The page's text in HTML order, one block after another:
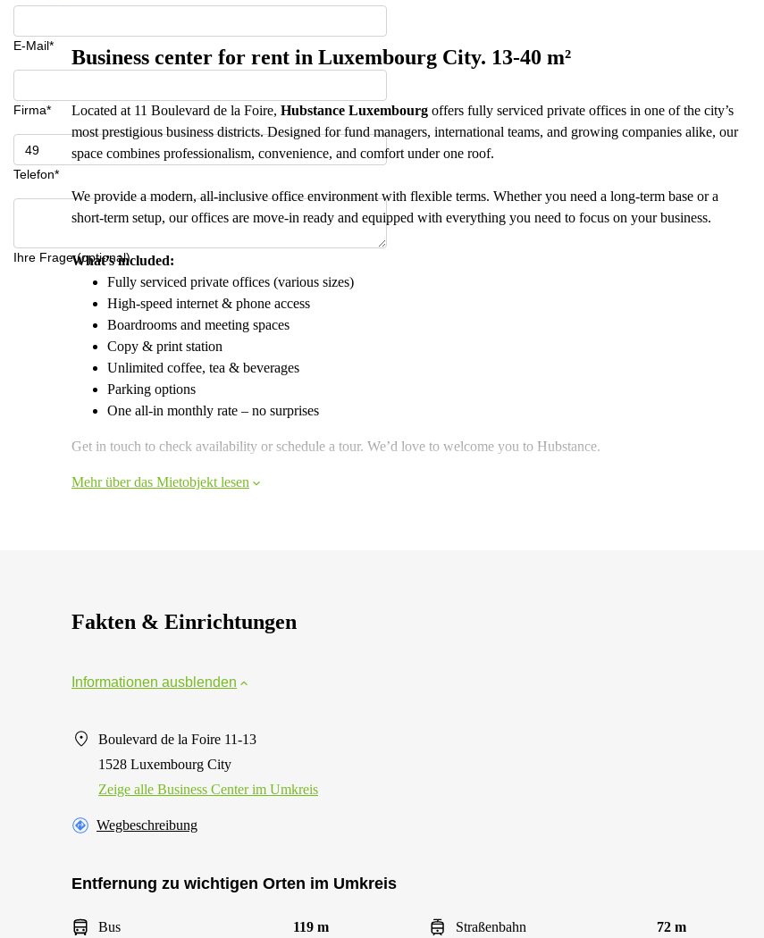
E-Mail*
Firma*
Telefon*
Ihre Frage (optional)
Business center for rent in Luxembourg City. 13-40 m²
Located at 11 Boulevard de la Foire, Hubstance Luxembourg offers fully serviced private offices in one of the city’s
most prestigious business districts. Designed for fund managers, international teams, and growing companies alike, our
space combines professionalism, convenience, and comfort under one roof.
We provide a modern, all-inclusive office environment with flexible terms. Whether you need a long-term base or a
short-term setup, our offices are move-in ready and equipped with everything you need to focus on your business.
What’s included:
Fully serviced private offices (various sizes)
High-speed internet & phone access
Boardrooms and meeting spaces
Copy & print station
Unlimited coffee, tea & beverages
Parking options
One all-in monthly rate – no surprises
Get in touch to check availability or schedule a tour. We’d love to welcome you to Hubstance.
Mehr über das Mietobjekt lesen
Fakten & Einrichtungen
Informationen ausblenden
Boulevard de la Foire 11-13
1528 Luxembourg City
Zeige alle Business Center im Umkreis
Wegbeschreibung
Entfernung zu wichtigen Orten im Umkreis
Bus 119 m Straßenbahn 72 m